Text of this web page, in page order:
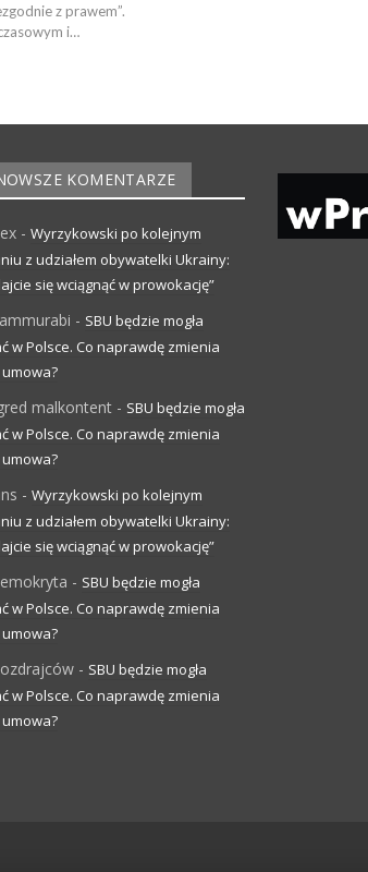
z prawem”.
i…
KOMENTARZE
- Wyrzykowski po kolejnym
z udziałem obywatelki Ukrainy:
się wciągnąć w prowokację”
- SBU będzie mogła
w Polsce. Co naprawdę zmienia
malkontent - SBU będzie mogła
w Polsce. Co naprawdę zmienia
- Wyrzykowski po kolejnym
z udziałem obywatelki Ukrainy:
się wciągnąć w prowokację”
- SBU będzie mogła
w Polsce. Co naprawdę zmienia
- SBU będzie mogła
w Polsce. Co naprawdę zmienia